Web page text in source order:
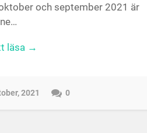
och september 2021 är
läsa →
2021 0